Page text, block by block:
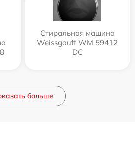
Стиральная машина
Weissgauff WM 59412
DC
больше